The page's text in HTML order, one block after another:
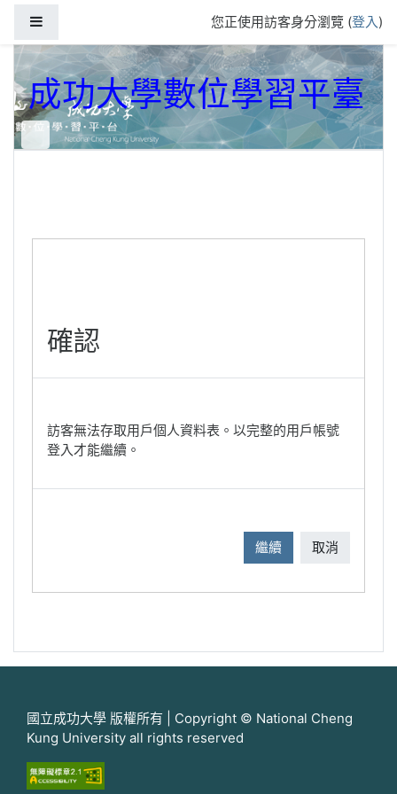
您正使用訪客身分瀏覽 (登入)
成功大學數位學習平臺
確認
訪客無法存取用戶個人資料表。以完整的用戶帳號
登入才能繼續。
繼續 取消
國立成功大學 版權所有 | Copyright © National Cheng
Kung University all rights reserved